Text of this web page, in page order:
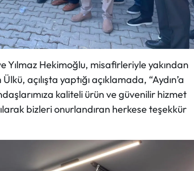
Yılmaz Hekimoğlu, misafirleriyle yakından
açılışta yaptığı açıklamada, “Aydın’a
kaliteli ürün ve güvenilir hizmet
bizleri onurlandıran herkese teşekkür